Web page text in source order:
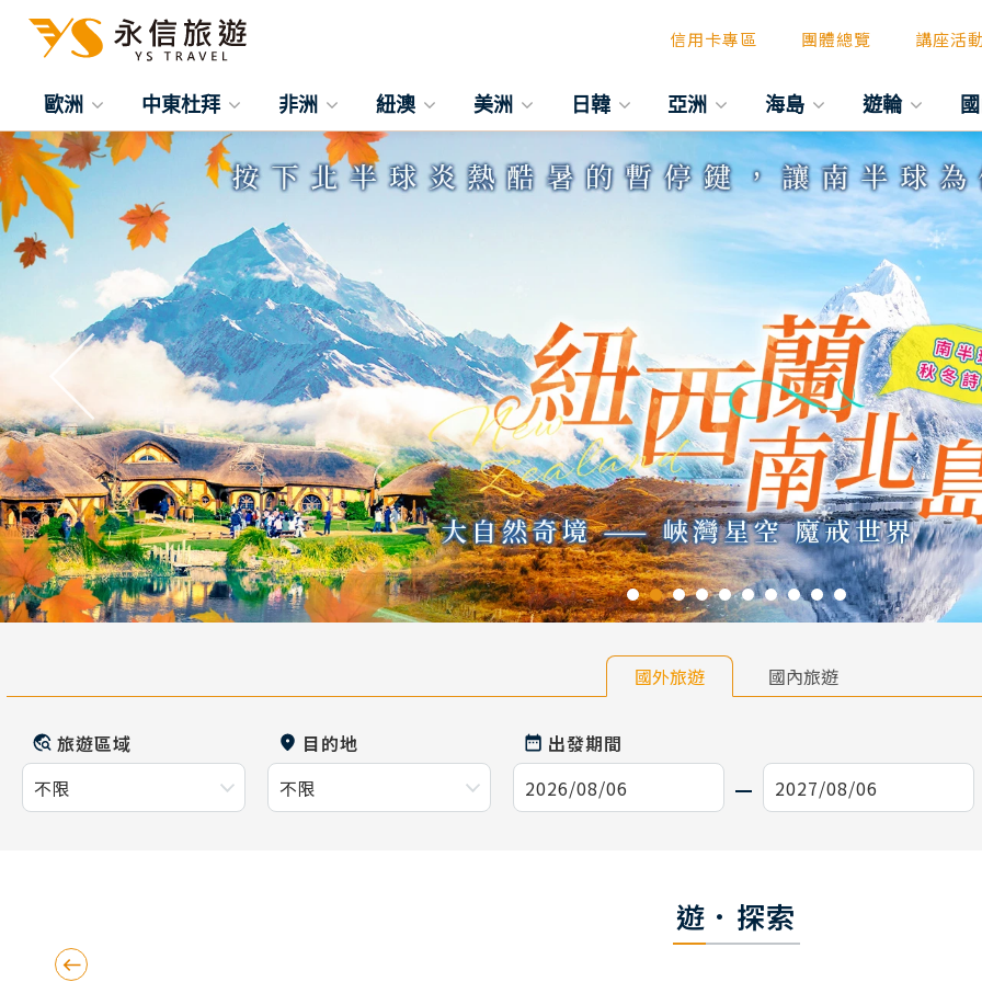
信用卡專區 團體總覽 講座活
歐洲 中東杜拜 非洲 紐澳 美洲 日韓 亞洲 海島 遊輪
國外旅遊 國內旅遊
旅遊區域 目的地 出發期間
遊．探索